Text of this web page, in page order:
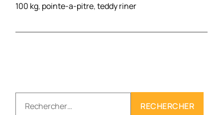
100 kg, pointe-a-pitre,teddy riner